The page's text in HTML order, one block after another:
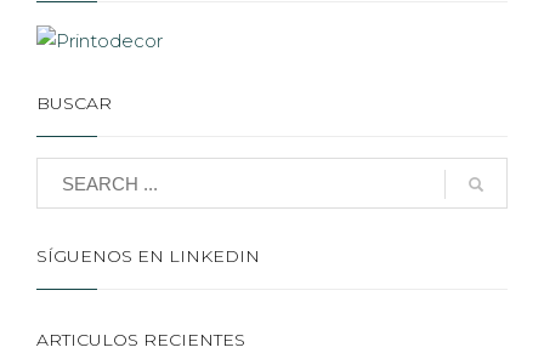
BUSCAR
SÍGUENOS EN LINKEDIN
ARTICULOS RECIENTES